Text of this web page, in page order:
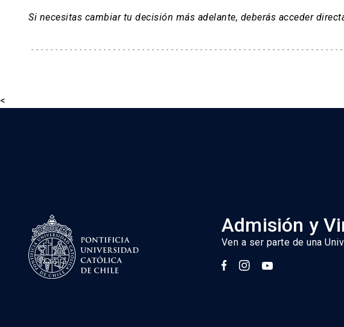
documentos que la vía te solicita.
Importante: Una vez que hayas enviado tu solicitud de
Una vez realizada la postulación interna, deberás postular,
su preferencia en la postulación interna UC. Este proceso
Admisión Centralizada, de acuerdo concalendario DEMRE
Si necesitas cambiar tu decisión más adelante, deberás acceder
<
Admisión y
Ven a ser parte de una